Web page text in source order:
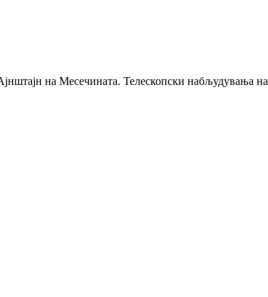
на Месечината. Телескопски набљудувања